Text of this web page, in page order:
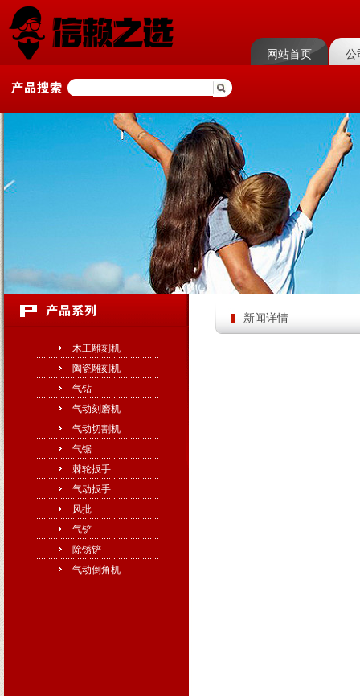
网站首页 公
木工雕刻机
陶瓷雕刻机
气钻
气动刻磨机
气动切割机
气锯
棘轮扳手
气动扳手
风批
气铲
除锈铲
气动倒角机
新闻详情